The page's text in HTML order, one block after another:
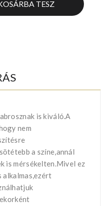
TESZ
is kiváló.A
nem
a színe,annál
is mérsékelten.Mivel ez